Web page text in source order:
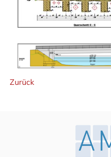
Zurück